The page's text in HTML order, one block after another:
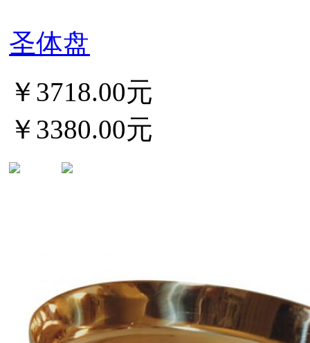
圣体盘
￥3718.00元
￥3380.00元